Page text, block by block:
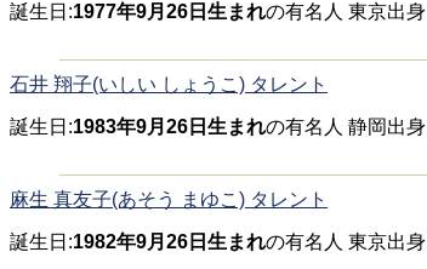
誕生日:1977年9月26日生まれの有名人 東京出身
石井 翔子(いしい しょうこ) タレント
誕生日:1983年9月26日生まれの有名人 静岡出身
麻生 真友子(あそう まゆこ) タレント
誕生日:1982年9月26日生まれの有名人 東京出身